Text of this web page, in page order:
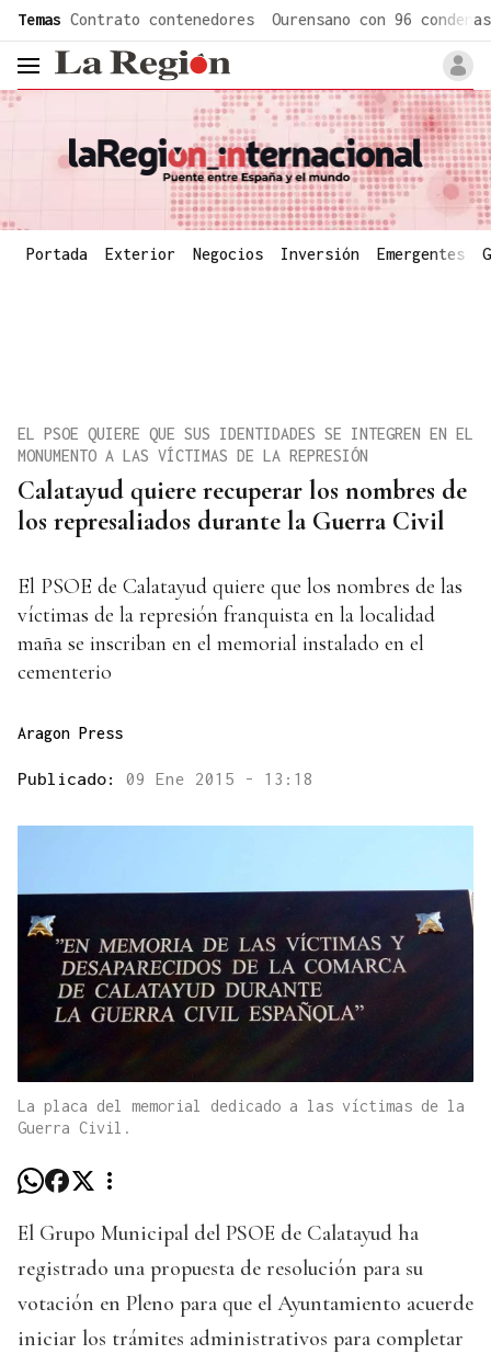
Temas Contrato contenedores Ourensano con 96 condenas
header.menu.open
Portada Exterior Negocios Inversión Emergentes
Calatayud quiere recuperar los nombres de
los represaliados durante la Guerra Civil
EL PSOE QUIERE QUE SUS IDENTIDADES SE INTEGREN EN EL
MONUMENTO A LAS VÍCTIMAS DE LA REPRESIÓN
El PSOE de Calatayud quiere que los nombres de las
víctimas de la represión franquista en la localidad
maña se inscriban en el memorial instalado en el
cementerio
Aragon Press
Publicado: 09 Ene 2015 - 13:18
La placa del memorial dedicado a las víctimas de la
Guerra Civil.
El Grupo Municipal del PSOE de Calatayud ha
registrado una propuesta de resolución para su
votación en Pleno para que el Ayuntamiento acuerde
iniciar los trámites administrativos para completar